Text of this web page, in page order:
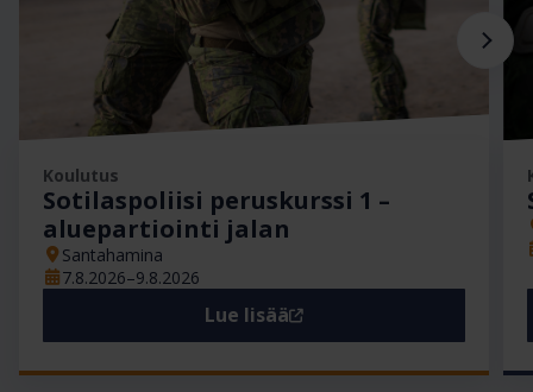
Koulutus
Sotilaspoliisi peruskurssi 1 –
aluepartiointi jalan
Santahamina
7.8.2026–9.8.2026
Lue lisää